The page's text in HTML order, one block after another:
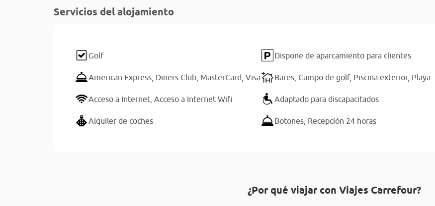
Servicios del alojamiento
Golf
American Express, Diners Club, MasterCard, Visa
Acceso a Internet, Acceso a Internet Wifi
Alquiler de coches
Dispone de aparcamiento para clientes
Bares, Campo de golf, Piscina exterior, Playa
Adaptado para discapacitados
Botones, Recepción 24 horas
¿Por qué viajar con Viajes Carrefour?